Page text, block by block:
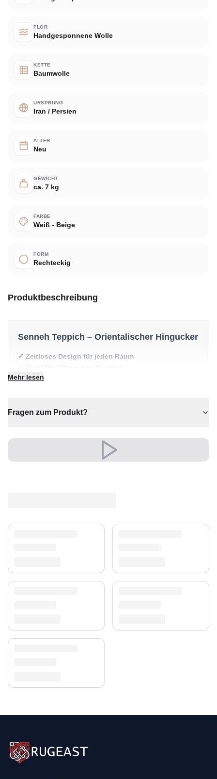
FLOR
Handgesponnene Wolle
KETTE
Baumwolle
URSPRUNG
Iran / Persien
ALTER
Neu
GEWICHT
ca. 7 kg
FARBE
Weiß - Beige
FORM
Rechteckig
Produktbeschreibung
Senneh Teppich – Orientalischer Hingucker
✔ Zeitloses Design für jeden Raum
✔ Verleiht jedem Raum gemütliche Eleganz
✔ Vielseitiger Stil für jeden Raum
Mehr lesen
Fragen zum Produkt?